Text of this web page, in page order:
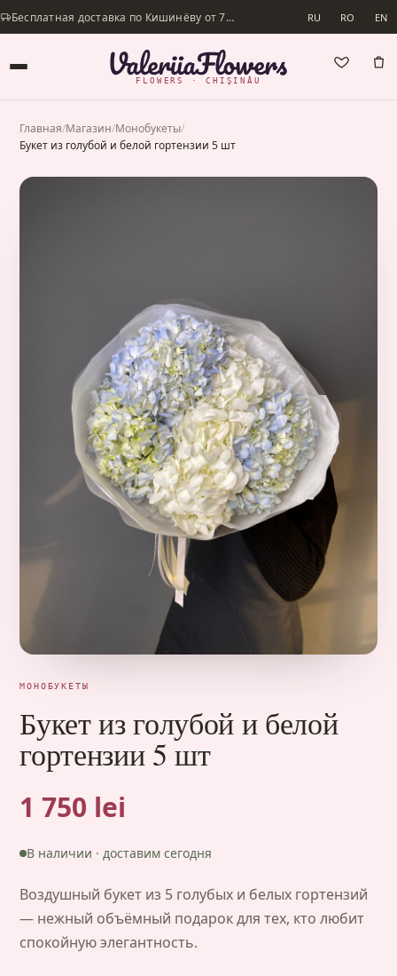
Бесплатная доставка по Кишинёву от 700 lei · Доставим в день заказа RU RO EN
FLOWERS · CHIȘINĂU
Главная/Магазин/Монобукеты/
Букет из голубой и белой гортензии 5 шт
МОНОБУКЕТЫ
Букет из голубой и белой
гортензии 5 шт
1 750 lei
В наличии · доставим сегодня
Воздушный букет из 5 голубых и белых гортензий
— нежный объёмный подарок для тех, кто любит
спокойную элегантность.